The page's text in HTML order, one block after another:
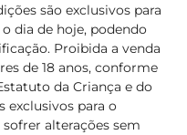
são exclusivos para
dia de hoje, podendo
Proibida a venda
de 18 anos, conforme
da Criança e do
exclusivos para o
alterações sem